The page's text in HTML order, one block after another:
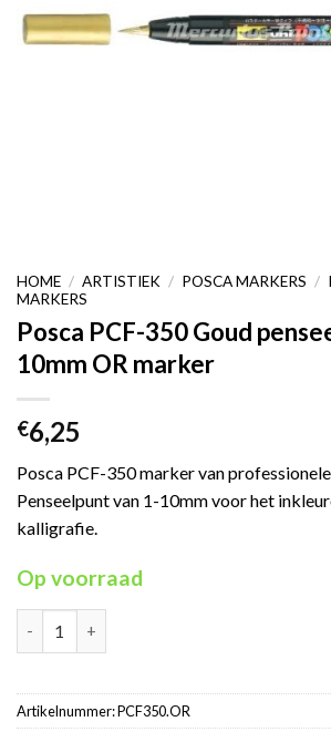
HOME / ARTISTIEK / POSCA MARKERS /
MARKERS
Posca PCF-350 Goud
10mm OR marker
€6,25
Posca PCF-350 marker van
Penseelpunt van 1-10mm voor het
kalligrafie.
Op voorraad
Artikelnummer:PCF350.OR